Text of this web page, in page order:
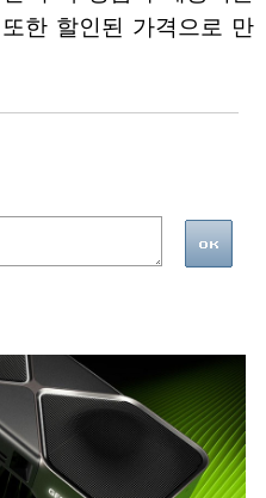
한 할인된 가격으로 만